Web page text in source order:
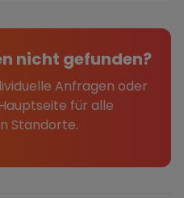
nicht gefunden?
Anfragen oder
für alle
Standorte.